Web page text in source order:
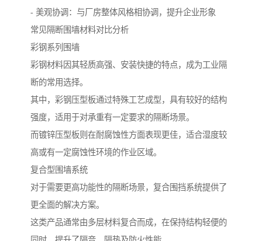
- 美观协调：与厂房整体风格相协调，提升企业形象
常见隔断围墙材料对比分析
彩钢系列围墙
彩钢材料因其轻质高强、安装快捷的特点，成为工业隔
断的常用选择。
其中，彩钢压型板通过特殊工艺成型，具有较好的结构
强度，适用于对承重有一定要求的隔断场景。
而镀锌压型板则在耐腐蚀性方面表现更佳，适合湿度较
高或有一定腐蚀性环境的作业区域。
复合型围墙系统
对于需要更高功能性的隔断场景，复合围挡系统提供了
更全面的解决方案。
这类产品通常由多层材料复合而成，在保持结构轻便的